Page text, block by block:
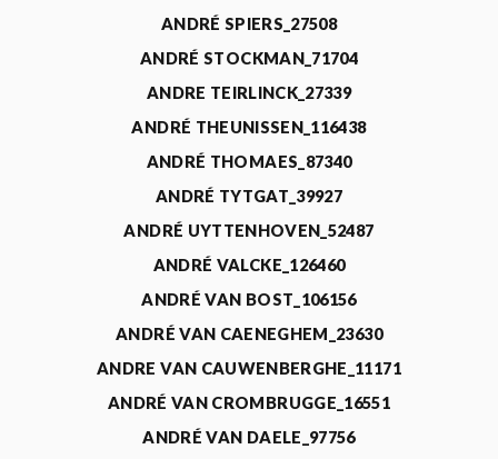
ANDRÉ SPIERS_27508
ANDRÉ STOCKMAN_71704
ANDRE TEIRLINCK_27339
ANDRÉ THEUNISSEN_116438
ANDRÉ THOMAES_87340
ANDRÉ TYTGAT_39927
ANDRÉ UYTTENHOVEN_52487
ANDRÉ VALCKE_126460
ANDRÉ VAN BOST_106156
ANDRÉ VAN CAENEGHEM_23630
ANDRE VAN CAUWENBERGHE_11171
ANDRÉ VAN CROMBRUGGE_16551
ANDRÉ VAN DAELE_97756